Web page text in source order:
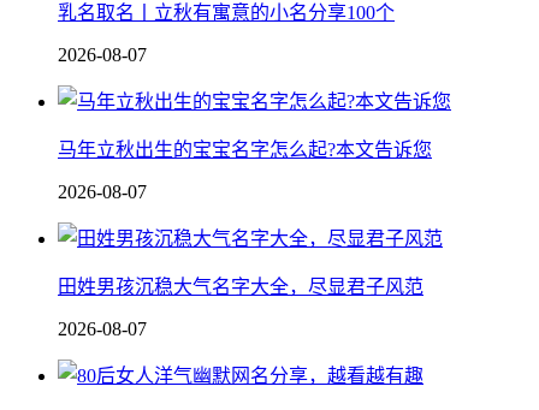
乳名取名丨立秋有寓意的小名分享100个
2026-08-07
马年立秋出生的宝宝名字怎么起?本文告诉您
2026-08-07
田姓男孩沉稳大气名字大全，尽显君子风范
2026-08-07